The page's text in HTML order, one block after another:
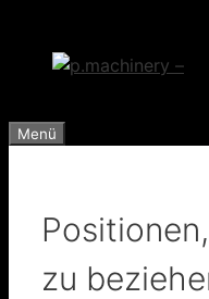
springen
Menü
zu